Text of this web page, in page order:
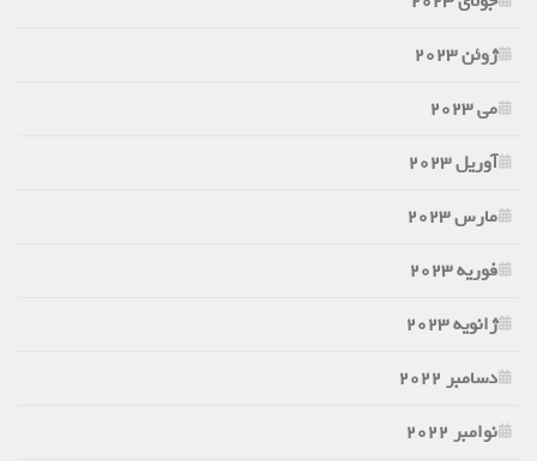
ژوئن 2023
می 2023
آوریل 2023
مارس 2023
فوریه 2023
ژانویه 2023
دسامبر 2022
نوامبر 2022